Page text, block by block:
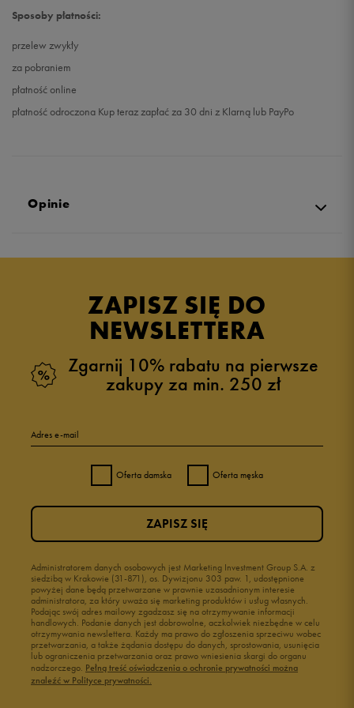
Sposoby płatności:
przelew zwykły
za pobraniem
płatność online
płatność odroczona Kup teraz zapłać za 30 dni z Klarną lub PayPo
Opinie
4.9
zebranych i zweryfikowanych przez
4 2%
1 1%
Jak zbieramy opinie?
ZAPISZ SIĘ DO
NEWSLETTERA
Zgarnij 10% rabatu na pierwsze
zakupy za min. 250 zł
Adres e-mail
Oferta damska Oferta męska
Administratorem danych osobowych jest Marketing Investment Group S.A. z
siedzibą w Krakowie (31-871), os. Dywizjonu 303 paw. 1, udostępnione
powyżej dane będą przetwarzane w prawnie uzasadnionym interesie
administratora, za który uważa się marketing produktów i usług własnych.
Podając swój adres mailowy zgadzasz się na otrzymywanie informacji
handlowych. Podanie danych jest dobrowolne, aczkolwiek niezbędne w celu
otrzymywania newslettera. Każdy ma prawo do zgłoszenia sprzeciwu wobec
przetwarzania, a także żądania dostępu do danych, sprostowania, usunięcia
lub ograniczenia przetwarzania oraz prawo wniesienia skargi do organu
nadzorczego. Pełną treść oświadczenia o ochronie prywatności można
znaleźć w Polityce prywatności.
ZAPISZ SIĘ